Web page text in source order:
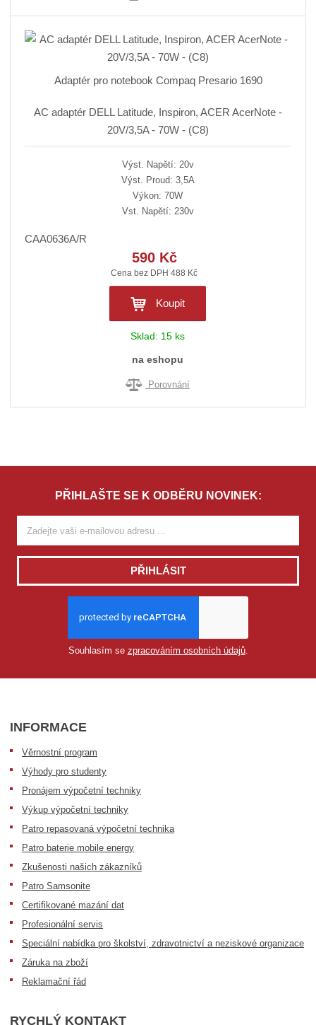
Adaptér pro notebook Compaq Presario 1690
AC adaptér DELL Latitude, Inspiron, ACER AcerNote -
20V/3,5A - 70W - (C8)
Výst. Napětí: 20v
Výst. Proud: 3,5A
Výkon: 70W
Vst. Napětí: 230v
CAA0636A/R
590 Kč
Cena bez DPH 488 Kč
Koupit
Sklad: 15 ks
na eshopu
Porovnání
PŘIHLAŠTE SE K ODBĚRU NOVINEK:
PŘIHLÁSIT
Souhlasím se zpracováním osobních údajů.
INFORMACE
Věrnostní program
Výhody pro studenty
Pronájem výpočetní techniky
Výkup výpočetní techniky
Patro repasovaná výpočetní technika
Patro baterie mobile energy
Zkušenosti našich zákazníků
Patro Samsonite
Certifikované mazání dat
Profesionální servis
Speciální nabídka pro školství, zdravotnictví a neziskové organizace
Záruka na zboží
Reklamační řád
RYCHLÝ KONTAKT